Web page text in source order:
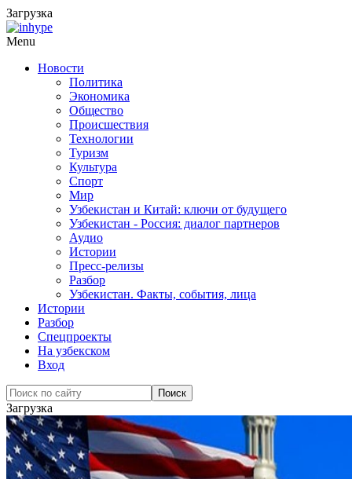
Загрузка
Menu
Новости
Политика
Экономика
Общество
Происшествия
Технологии
Туризм
Культура
Спорт
Мир
Узбекистан и Китай: ключи от будущего
Узбекистан - Россия: диалог партнеров
Аудио
Истории
Пресс-релизы
Разбор
Узбекистан. Факты, события, лица
Истории
Разбор
Спецпроекты
На узбекском
Вход
Загрузка